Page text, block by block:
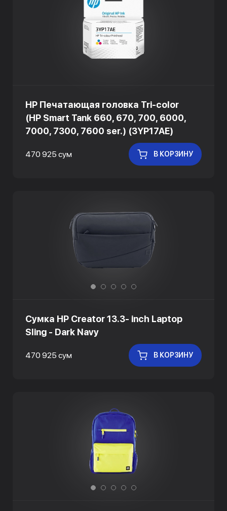
HP Печатающая головка Tri-color
(HP Smart Tank 660, 670, 700, 6000,
7000, 7300, 7600 ser.) (3YP17AE)
470 925 сум В КОРЗИНУ
Сумка HP Creator 13.3- inch Laptop
Sling - Dark Navy
470 925 сум В КОРЗИНУ